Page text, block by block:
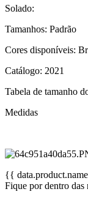
Solado:
Tamanhos: Padrão
Cores disponíveis:
Catálogo: 2021
Tabela de tamanho
Medidas
{{
Fique por dentro das